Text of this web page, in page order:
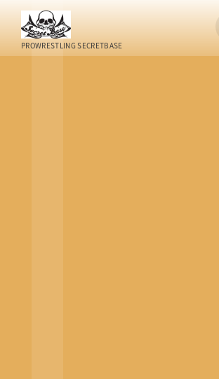
PROWRESTLING SECRETBASE